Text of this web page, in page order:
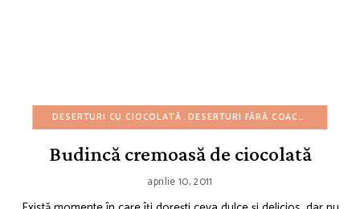
DESERTURI CU CIOCOLATĂ DESERTURI FĂRĂ COACERE
Budincă cremoasă de ciocolată
aprilie 10, 2011